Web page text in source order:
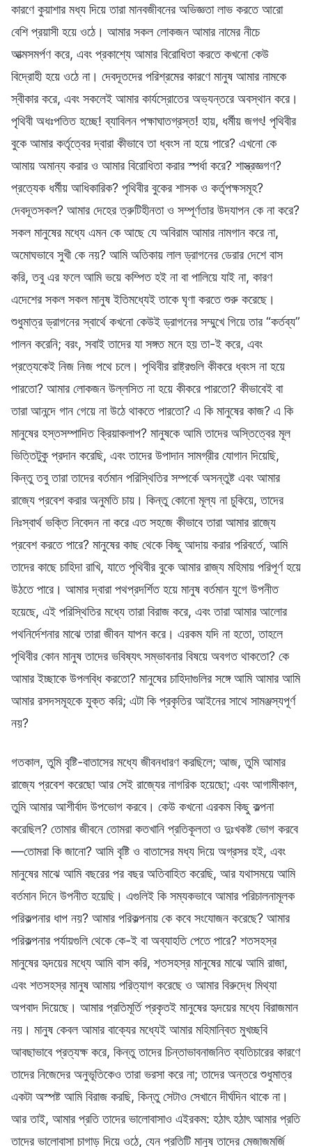
কারণে কুয়াশার মধ্য দিয়ে তারা মানবজীবনের অভিজ্ঞতা লাভ করতে আরো
বেশি প্রয়াসী হয়ে ওঠে। আমার সকল লোকজন আমার নামের নীচে
আত্মসমর্পণ করে, এবং প্রকাশ্যে আমার বিরোধিতা করতে কখনো কেউ
বিদ্রোহী হয়ে ওঠে না। দেবদূতদের পরিশ্রমের কারণে মানুষ আমার নামকে
স্বীকার করে, এবং সকলেই আমার কার্যস্রোতের অভ্যন্তরে অবস্থান করে।
পৃথিবী অধঃপতিত হচ্ছে! ব্যাবিলন পক্ষাঘাতগ্রস্ত! হায়, ধর্মীয় জগৎ! পৃথিবীর
বুকে আমার কর্তৃত্বের দ্বারা কীভাবে তা ধ্বংস না হয়ে পারে? এখনো কে
আমায় অমান্য করার ও আমার বিরোধিতা করার স্পর্ধা করে? শাস্ত্রজ্ঞগণ?
প্রত্যেক ধর্মীয় আধিকারিক? পৃথিবীর বুকের শাসক ও কর্তৃপক্ষসমূহ?
দেবদূতসকল? আমার দেহের ত্রুটিহীনতা ও সম্পূর্ণতার উদযাপন কে না করে?
সকল মানুষের মধ্যে এমন কে আছে যে অবিরাম আমার নামগান করে না,
অমোঘভাবে সুখী কে নয়? আমি অতিকায় লাল ড্রাগনের ডেরার দেশে বাস
করি, তবু এর ফলে আমি ভয়ে কম্পিত হই না বা পালিয়ে যাই না, কারণ
এদেশের সকল সকল মানুষ ইতিমধ্যেই তাকে ঘৃণা করতে শুরু করেছে।
শুধুমাত্র ড্রাগনের স্বার্থে কখনো কেউই ড্রাগনের সম্মুখে গিয়ে তার “কর্তব্য”
পালন করেনি; বরং, সবাই তাদের যা সঙ্গত মনে হয় তা-ই করে, এবং
প্রত্যেকেই নিজ নিজ পথে চলে। পৃথিবীর রাষ্ট্রগুলি কীকরে ধ্বংস না হয়ে
পারতো? আমার লোকজন উল্লসিত না হয়ে কীকরে পারতো? কীভাবেই বা
তারা আনন্দে গান গেয়ে না উঠে থাকতে পারতো? এ কি মানুষের কাজ? এ কি
মানুষের হস্তসম্পাদিত ক্রিয়াকলাপ? মানুষকে আমি তাদের অস্তিত্বের মূল
ভিত্তিটুকু প্রদান করেছি, এবং তাদের উপাদান সামগ্রীর যোগান দিয়েছি,
কিন্তু তবু তারা তাদের বর্তমান পরিস্থিতির সম্পর্কে অসন্তুষ্ট এবং আমার
রাজ্যে প্রবেশ করার অনুমতি চায়। কিন্তু কোনো মূল্য না চুকিয়ে, তাদের
নিঃস্বার্থ ভক্তি নিবেদন না করে এত সহজে কীভাবে তারা আমার রাজ্যে
প্রবেশ করতে পারে? মানুষের কাছ থেকে কিছু আদায় করার পরিবর্তে, আমি
তাদের কাছে চাহিদা রাখি, যাতে পৃথিবীর বুকে আমার রাজ্য মহিমায় পরিপূর্ণ হয়ে
উঠতে পারে। আমার দ্বারা পথপ্রদর্শিত হয়ে মানুষ বর্তমান যুগে উপনীত
হয়েছে, এই পরিস্থিতির মধ্যে তারা বিরাজ করে, এবং তারা আমার আলোর
পথনির্দেশনার মাঝে তারা জীবন যাপন করে। এরকম যদি না হতো, তাহলে
পৃথিবীর কোন মানুষ তাদের ভবিষ্যৎ সম্ভাবনার বিষয়ে অবগত থাকতো? কে
আমার ইচ্ছাকে উপলব্ধি করতো? মানুষের চাহিদাগুলির সঙ্গে আমি আমার আমি
আমার রসদসমূহকে যুক্ত করি; এটা কি প্রকৃতির আইনের সাথে সামঞ্জস্যপূর্ণ
নয়?
গতকাল, তুমি বৃষ্টি-বাতাসের মধ্যে জীবনধারণ করছিলে; আজ, তুমি আমার
রাজ্যে প্রবেশ করেছো আর সেই রাজ্যের নাগরিক হয়েছো; এবং আগামীকাল,
তুমি আমার আশীর্বাদ উপভোগ করবে। কেউ কখনো এরকম কিছু কল্পনা
করেছিল? তোমার জীবনে তোমরা কতখানি প্রতিকূলতা ও দুঃখকষ্ট ভোগ করবে
—তোমরা কি জানো? আমি বৃষ্টি ও বাতাসের মধ্য দিয়ে অগ্রসর হই, এবং
মানুষের মাঝে আমি বছরের পর বছর অতিবাহিত করেছি, আর যথাসময়ে আমি
বর্তমান দিনে উপনীত হয়েছি। এগুলিই কি সম্যকভাবে আমার পরিচালনামূলক
পরিকল্পনার ধাপ নয়? আমার পরিকল্পনায় কে কবে সংযোজন করেছে? আমার
পরিকল্পনার পর্যায়গুলি থেকে কে-ই বা অব্যাহতি পেতে পারে? শতসহস্র
মানুষের হৃদয়ের মধ্যে আমি বাস করি, শতসহস্র মানুষের মাঝে আমি রাজা,
এবং শতসহস্র মানুষ আমায় পরিত্যাগ করেছে ও আমার বিরুদ্ধে মিথ্যা
অপবাদ দিয়েছে। আমার প্রতিমূর্তি প্রকৃতই মানুষের হৃদয়ের মধ্যে বিরাজমান
নয়। মানুষ কেবল আমার বাক্যের মধ্যেই আমার মহিমান্বিত মুখচ্ছবি
আবছাভাবে প্রত্যক্ষ করে, কিন্তু তাদের চিন্তাভাবনাজনিত ব্যতিচারের কারণে
তাদের নিজেদের অনুভূতিকেও তারা ভরসা করে না; তাদের অন্তরে শুধুমাত্র
একটা অস্পষ্ট আমি বিরাজ করছি, কিন্তু সেটাও সেখানে দীর্ঘদিন থাকে না।
আর তাই, আমার প্রতি তাদের ভালোবাসাও এইরকম: হঠাৎ হঠাৎ আমার প্রতি
তাদের ভালোবাসা চাগাড় দিয়ে ওঠে, যেন প্রতিটি মানুষ তাদের মেজাজমর্জি